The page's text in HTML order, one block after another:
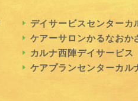
デイサービスセンターカ
ケアーサロンかるなおか
カルナ西陣デイサービス
ケアプランセンターカル